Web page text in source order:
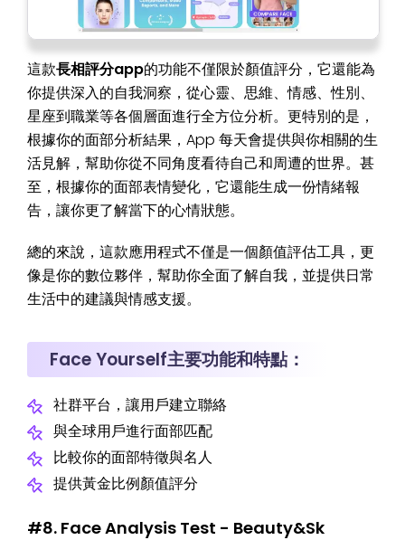
這款長相評分app的功能不僅限於顏值評分，它還能為
你提供深入的自我洞察，從心靈、思維、情感、性別、
星座到職業等各個層面進行全方位分析。更特別的是，
根據你的面部分析結果，App 每天會提供與你相關的生
活見解，幫助你從不同角度看待自己和周遭的世界。甚
至，根據你的面部表情變化，它還能生成一份情緒報
告，讓你更了解當下的心情狀態。
總的來說，這款應用程式不僅是一個顏值評估工具，更
像是你的數位夥伴，幫助你全面了解自我，並提供日常
生活中的建議與情感支援。
Face Yourself主要功能和特點：
社群平台，讓用戶建立聯絡
與全球用戶進行面部匹配
比較你的面部特徵與名人
提供黃金比例顏值評分
#8. Face Analysis Test - Beauty&Sk